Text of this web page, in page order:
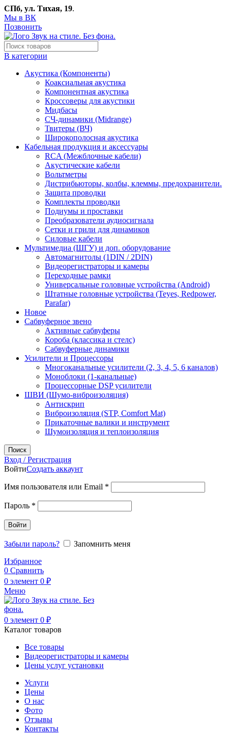
СПб, ул. Тихая, 19.
Мы в ВК
Позвонить
В категории
Акустика (Компоненты)
Коаксиальная акустика
Компонентная акустика
Кроссоверы для акустики
Мидбасы
СЧ-динамики (Midrange)
Твитеры (ВЧ)
Широкополосная акустика
Кабельная продукция и аксессуары
RCA (Межблочные кабели)
Акустические кабели
Вольтметры
Дистрибьюторы, колбы, клеммы, предохранители.
Защита проводки
Комплекты проводки
Подиумы и проставки
Преобразователи аудиосигнала
Сетки и грили для динамиков
Силовые кабели
Мультимедиа (ШГУ) и доп. оборудование
Автомагнитолы (1DIN / 2DIN)
Видеорегистраторы и камеры
Переходные рамки
Универсальные головные устройства (Android)
Штатные головные устройства (Teyes, Redpower,
Parafar)
Новое
Сабвуферное звено
Активные сабвуферы
Короба (классика и стелс)
Сабвуферные динамики
Усилители и Процессоры
Многоканальные усилители (2, 3, 4, 5, 6 каналов)
Моноблоки (1-канальные)
Процессорные DSP усилители
ШВИ (Шумо-виброизоляция)
Антискрип
Виброизоляция (STP, Comfort Mat)
Прикаточные валики и инструмент
Шумоизоляция и теплоизоляция
Поиск
Вход / Регистрация
ВойтиСоздать аккаунт
Имя пользователя или Email *
Пароль *
Войти
Забыли пароль?
Запомнить меня
Избранное
0 Сравнить
0 элемент 0 ₽
Меню
0 элемент 0 ₽
Каталог товаров
Все товары
Видеорегистраторы и камеры
Цены услуг установки
Услуги
Цены
О нас
Фото
Отзывы
Контакты